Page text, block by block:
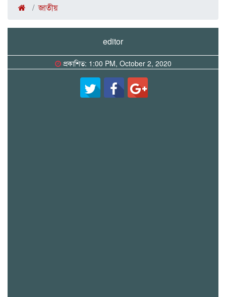
জাতীয়
editor
প্রকাশিত: 1:00 PM, October 2, 2020